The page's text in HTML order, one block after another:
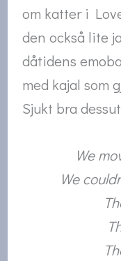
om katter i
den också lite
dåtidens
med kajal som
Sjukt bra
We
We